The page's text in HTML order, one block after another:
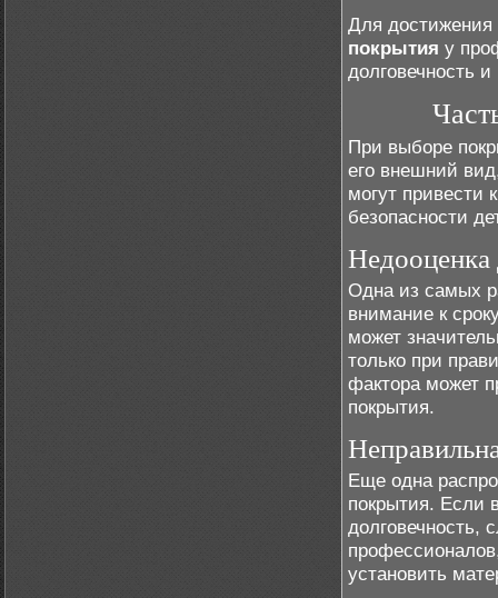
Для достижения
покрытия у
долговечность
При выборе
его внешний
могут привести
безопасности
Недооценка
Одна из самых
внимание к
может
только при
фактора может
покрытия.
Еще одна
покрытия. Если
долговечность,
установить